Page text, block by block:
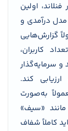
اولین
درآمدی و
گزارش‌هایی
کاربران،
سرمایه‌گذار
کند.
به‌صورت
مانند «سیف»
کاملاً شفاف